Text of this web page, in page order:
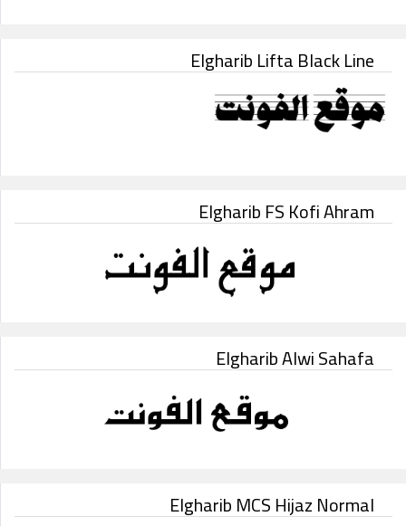
Elgharib Lifta Black Line
Elgharib FS Kofi Ahram
Elgharib Alwi Sahafa
Elgharib MCS Hijaz Normal